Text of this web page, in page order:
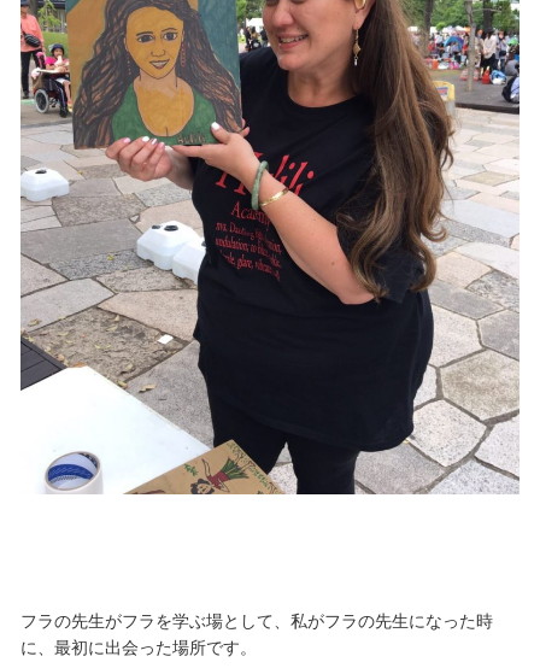
フラの先生がフラを学ぶ場として、私がフラの先生になった時
に、最初に出会った場所です。